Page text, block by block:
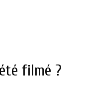
filmé ?